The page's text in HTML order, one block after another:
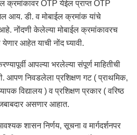
क्रमांकावर OTP येईल प्राप्त OTP
आय. डी. व मोबाईल क्रमांक यांचे
नोंदणी केलेल्या मोबाईल क्रमांकावरच
येणार आहेत याची नोंद घ्यावी.
आपल्या भरलेल्या संपूर्ण माहितीची
आपण निवडलेला प्रशिक्षण गट ( प्राथमिक,
विद्यालय ) व प्रशिक्षण प्रकार ( वरिष्ठ
असणार आहात.
शासन निर्णय, सूचना व मार्गदर्शनपर